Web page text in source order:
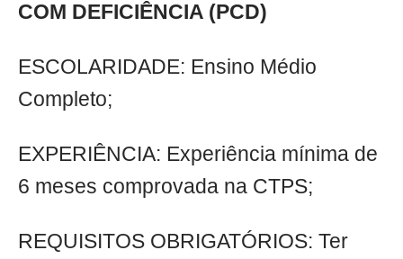
COM DEFICIÊNCIA (PCD)
ESCOLARIDADE: Ensino Médio
Completo;
EXPERIÊNCIA: Experiência mínima de
6 meses comprovada na CTPS;
REQUISITOS OBRIGATÓRIOS: Ter